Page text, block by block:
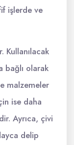
işlerde ve
bağlı olarak
malzemeler
ise daha
Ayrıca, çivi
delip